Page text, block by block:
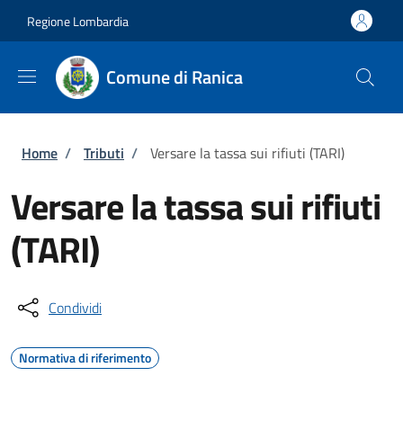
Regione Lombardia
Comune di Ranica
Briciole di pane
Home / Tributi / Versare la tassa sui rifiuti (TARI)
Versare la tassa sui rifiuti
(TARI)
Condividi
Normativa di riferimento